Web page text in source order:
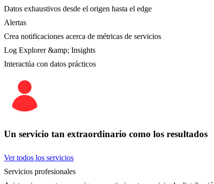
Datos exhaustivos desde el origen hasta el edge
Alertas
Crea notificaciones acerca de métricas de servicios
Log Explorer &amp; Insights
Interactúa con datos prácticos
Un servicio tan extraordinario como los resultados
Ver todos los servicios
Servicios profesionales